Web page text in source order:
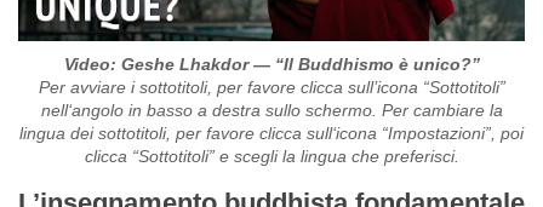
Video: Geshe Lhakdor — “Il Buddhismo è unico?”
Per avviare i sottotitoli, per favore clicca sull’icona “Sottotitoli”
nell‘angolo in basso a destra sullo schermo. Per cambiare la
lingua dei sottotitoli, per favore clicca sull‘icona “Impostazioni”, poi
clicca “Sottotitoli” e scegli la lingua che preferisci.